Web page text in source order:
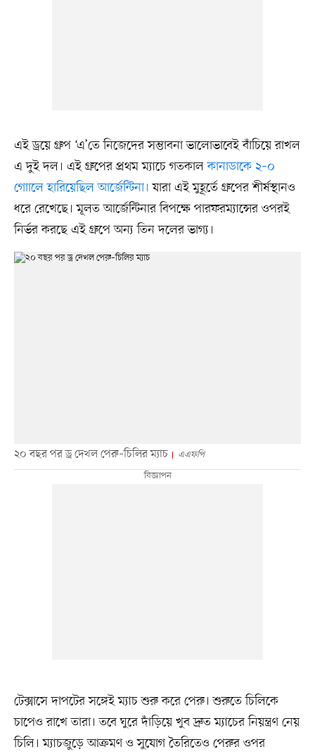
এই ড্রয়ে গ্রুপ ‘এ’তে নিজেদের সম্ভাবনা ভালোভাবেই বাঁচিয়ে রাখল
এ দুই দল। এই গ্রুপের প্রথম ম্যাচে গতকালকানাডাকে ২–০
গোালে হারিয়েছিল আর্জেন্টিনা। যারা এই মুহূর্তে গ্রুপের শীর্ষস্থানও
ধরে রেখেছে। মূলত আর্জেন্টিনার বিপক্ষে পারফরম্যান্সের ওপরই
নির্ভর করছে এই গ্রুপে অন্য তিন দলের ভাগ্য।
২০ বছর পর ড্র দেখল পেরু–চিলির ম্যাচ এএফপি
টেক্সাসে দাপটের সঙ্গেই ম্যাচ শুরু করে পেরু। শুরুতে চিলিকে
চাপেও রাখে তারা। তবে ঘুরে দাঁড়িয়ে খুব দ্রুত ম্যাচের নিয়ন্ত্রণ নেয়
চিলি। ম্যাচজুড়ে আক্রমণ ও সুযোগ তৈরিতেও পেরুর ওপর